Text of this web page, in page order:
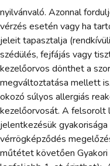
nyilvánvaló. Azonnal
vérzés esetén vagy ha
jeleit tapasztalja
szédülés, fejfájás vagy
kezelőorvos dönthet a
megváltoztatása mellett
okozó súlyos allergiás
kezelőorvosát. A felsorolt
jelentkezésük
vérrögképződés
műtétet követően